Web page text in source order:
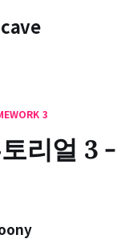
3
리얼 3